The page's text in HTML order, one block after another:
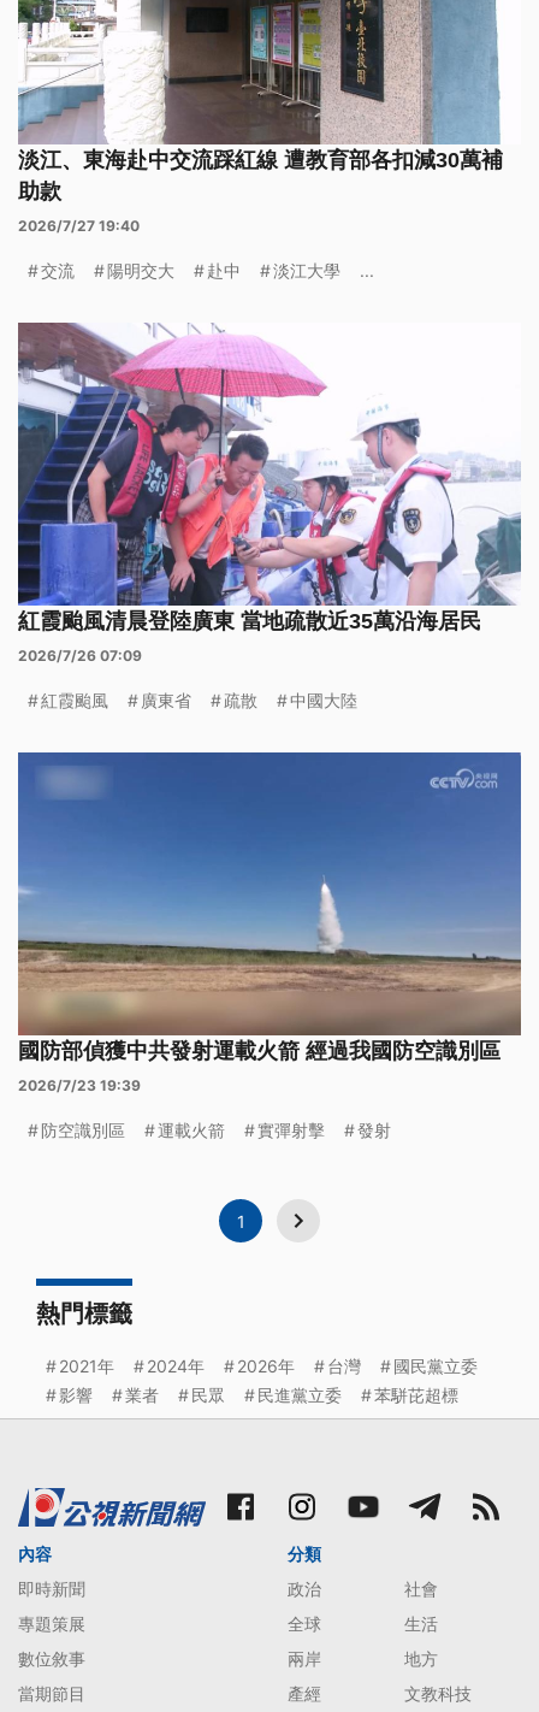
淡江、東海赴中交流踩紅線 遭教育部各扣減30萬補
助款
2026/7/27 19:40
交流 陽明交大 赴中 淡江大學 ...
紅霞颱風清晨登陸廣東 當地疏散近35萬沿海居民
2026/7/26 07:09
紅霞颱風 廣東省 疏散 中國大陸
國防部偵獲中共發射運載火箭 經過我國防空識別區
2026/7/23 19:39
防空識別區 運載火箭 實彈射擊 發射
1
熱門標籤
2021年 2024年 2026年 台灣
國民黨立委
影響
業者 民眾 民進黨立委 苯駢芘超標
內容
即時新聞
專題策展
數位敘事
當期節目
分類
政治
社會
全球
生活
兩岸
地方
產經
文教科技